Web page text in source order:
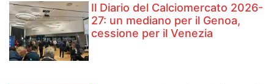
Il Diario del Calciomercato 2026-
27: un mediano per il Genoa,
cessione per il Venezia